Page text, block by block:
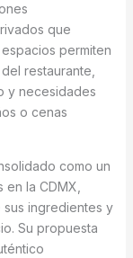
que
permiten
restaurante,
y necesidades
o cenas
como un
la CDMX,
ingredientes y
Su propuesta